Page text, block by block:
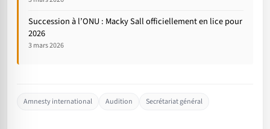
Succession à l’ONU : Macky Sall officiellement en lice pour
2026
3 mars 2026
Amnesty international Audition Secrétariat général